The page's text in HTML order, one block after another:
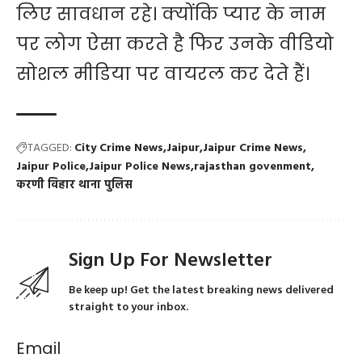
लिए सावधान रहे। क्योंकि प्यार के नाम
पर लोग ऐसा करते है फिर उनके वीडियो
सोशल मीडिया पर वायरल कर देते हैं।
TAGGED: City Crime News Jaipur Jaipur Crime News
Jaipur Police Jaipur Police News rajasthan govenment
करणी विहार थाना पुलिस
Sign Up For Newsletter
Be keep up! Get the latest breaking news delivered
straight to your inbox.
Email